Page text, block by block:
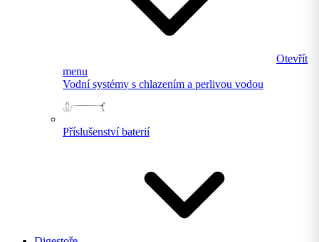
Otevřít
menu
Vodní systémy s chlazením a perlivou vodou
Příslušenství baterií